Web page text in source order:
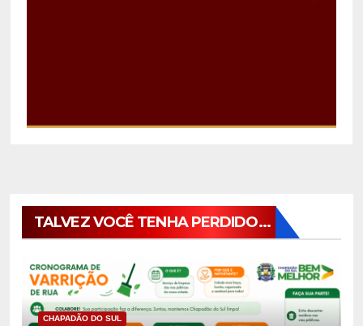
TALVEZ VOCÊ TENHA PERDIDO...
CHAPADÃO DO SUL